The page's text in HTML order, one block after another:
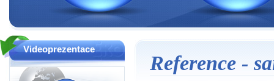
Reference -
Videoprezentace